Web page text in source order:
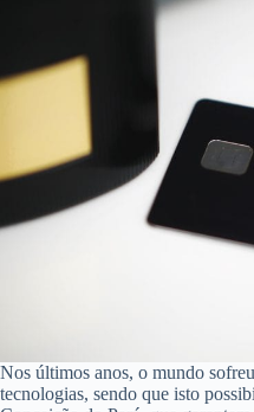
Nos últimos anos, o mundo
tecnologias, sendo que isto